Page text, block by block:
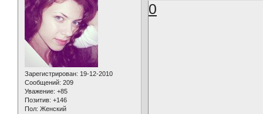
Зарегистрирован: 19-12-2010
Сообщений: 209
Уважение: +85
Позитив: +146
Пол: Женский
0